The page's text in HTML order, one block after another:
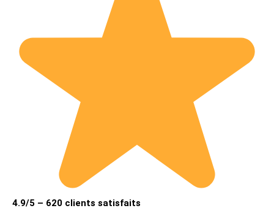
4.9/5 – 620 clients satisfaits